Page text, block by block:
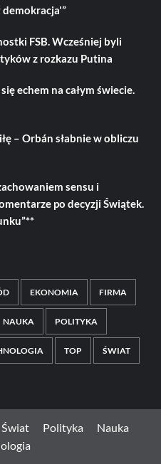
demokracja'”
FSB. Wcześniej byli
z rozkazu Putina
echem na całym świecie.
– Orbán słabnie w obliczu
sensu i
po decyzji Świątek.
EKONOMIA FIRMA
NAUKA POLITYKA
TOP ŚWIAT
Świat Polityka
Nauka